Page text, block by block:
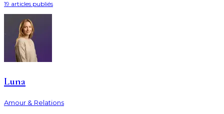
19 articles publiés
Luna
Amour & Relations